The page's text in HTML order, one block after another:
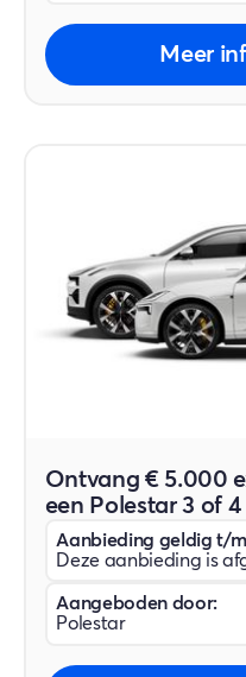
Meer
Ontvang € 5.000
een Polestar 3 of
Aanbieding geldig t/
Deze aanbieding is
Aangeboden door:
Polestar